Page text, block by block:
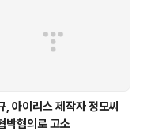
목이
..
, 아이리스 제작자 정모씨
박혐의로 고소